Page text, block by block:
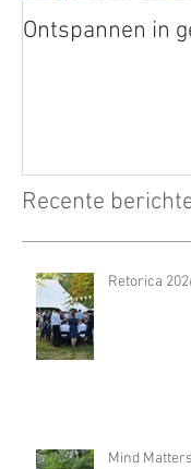
Ontspannen in
Recente
Retorica
Mind